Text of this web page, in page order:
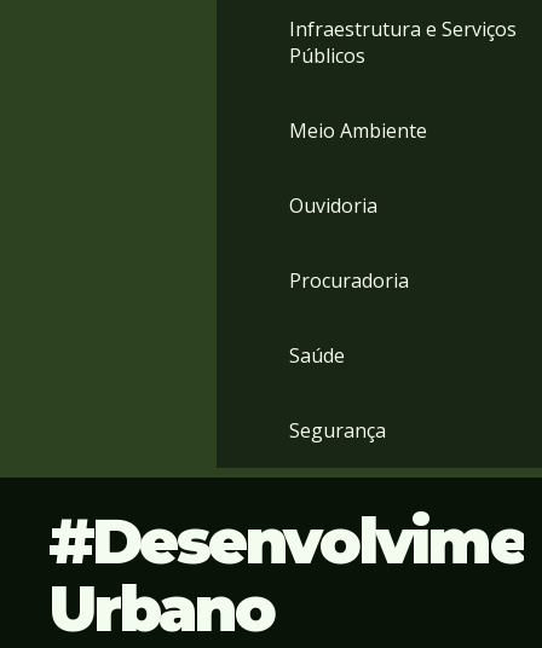
Infraestrutura e Serviços
Públicos
Meio Ambiente
Ouvidoria
Procuradoria
Saúde
Segurança
Urbano